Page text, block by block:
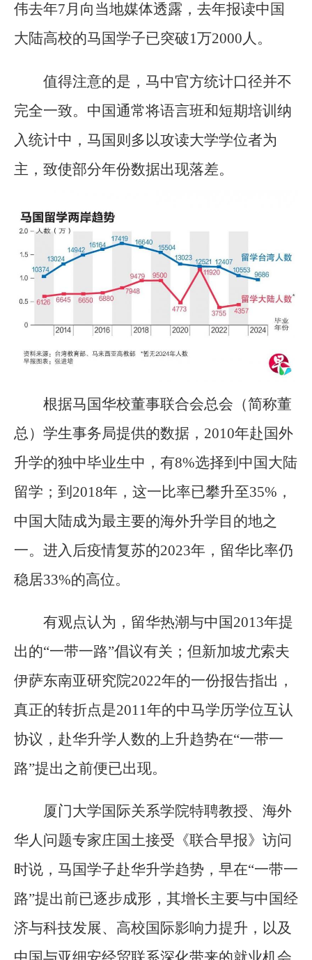
伟去年7月向当地媒体透露，去年报读中国
大陆高校的马国学子已突破1万2000人。
值得注意的是，马中官方统计口径并不
完全一致。中国通常将语言班和短期培训纳
入统计中，马国则多以攻读大学学位者为
主，致使部分年份数据出现落差。
根据马国华校董事联合会总会（简称董
总）学生事务局提供的数据，2010年赴国外
升学的独中毕业生中，有8%选择到中国大陆
留学；到2018年，这一比率已攀升至35%，
中国大陆成为最主要的海外升学目的地之
一。进入后疫情复苏的2023年，留华比率仍
稳居33%的高位。
有观点认为，留华热潮与中国2013年提
出的“一带一路”倡议有关；但新加坡尤索夫
伊萨东南亚研究院2022年的一份报告指出，
真正的转折点是2011年的中马学历学位互认
协议，赴华升学人数的上升趋势在“一带一
路”提出之前便已出现。
厦门大学国际关系学院特聘教授、海外
华人问题专家庄国土接受《联合早报》访问
时说，马国学子赴华升学趋势，早在“一带一
路”提出前已逐步成形，其增长主要与中国经
济与科技发展、高校国际影响力提升，以及